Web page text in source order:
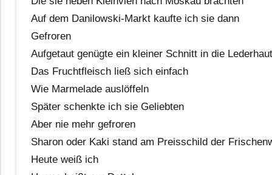
Auf dem Danilowski-Markt kaufte ich sie dann
Gefroren
Aufgetaut genügte ein kleiner Schnitt in die Lederhaut
Das Fruchtfleisch ließ sich einfach
Wie Marmelade auslöffeln
Später schenkte ich sie Geliebten
Aber nie mehr gefroren
Sharon oder Kaki stand am Preisschild der
Heute weiß ich